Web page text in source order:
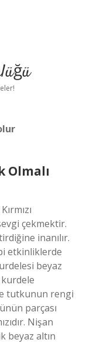
Olmalı
çekmektir.
inanılır.
etkinliklerde
beyaz
kurdele
ve tutkunun rengi
parçası
Nişan
beyaz altın